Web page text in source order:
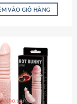
hạng4.69
5 sao là:
850,000 ₫.
tại
VÀO GIỎ HÀNG